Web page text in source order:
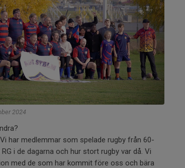
2024
har medlemmar som spelade rugby från 60-
i de dagarna och hur stort rugby var då. Vi
med de som har kommit före oss och bära